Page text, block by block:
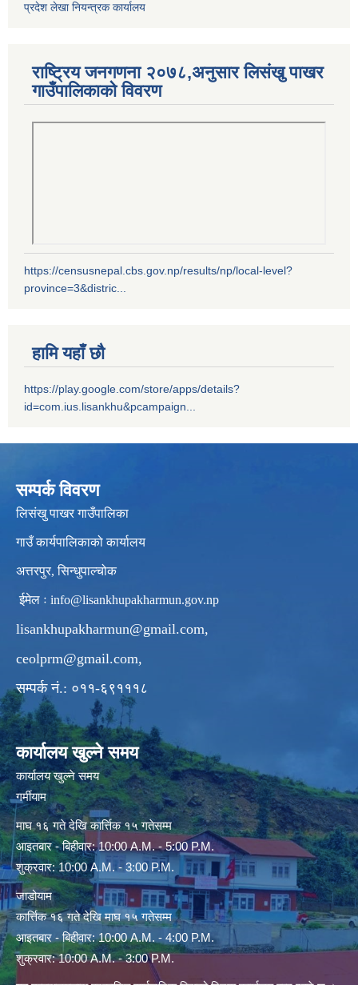
प्रदेश लेखा नियन्त्रक कार्यालय
राष्ट्रिय जनगणना २०७८,अनुसार लिसंखु पाखर
गाउँपालिकाको विवरण
https://censusnepal.cbs.gov.np/results/np/local-level?
province=3&distric...
हामि यहाँ छौ
https://play.google.com/store/apps/details?
id=com.ius.lisankhu&pcampaign...
सम्पर्क विवरण
लिसंखु पाखर गाउँपालिका
गाउँ कार्यपालिकाको कार्यालय
अत्तरपुर, सिन्धुपाल्चोक
ईमेल ः info@lisankhupakharmun.gov.np
lisankhupakharmun@gmail.com,
ceolprm@gmail.com,
सम्पर्क नं.: ०११-६९१११८
कार्यालय खुल्ने समय
कार्यालय खुल्ने समय
गर्मीयाम
माघ १६ गते देखि कार्त्तिक १५ गतेसम्म
आइतबार - बिहीवार: 10:00 A.M. - 5:00 P.M.
शुक्रवार: 10:00 A.M. - 3:00 P.M.
जाडोयाम
कार्त्तिक १६ गते देखि माघ १५ गतेसम्म
आइतबार - बिहीवार: 10:00 A.M. - 4:00 P.M.
शुक्रवार: 10:00 A.M. - 3:00 P.M.